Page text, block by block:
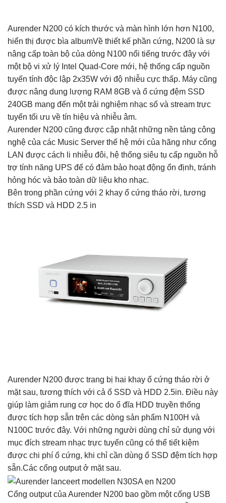
Aurender N200 có kích thước và màn hình lớn hơn N100,
hiển thị được bìa albumVề thiết kế phần cứng, N200 là sự
nâng cấp toàn bộ của dòng N100 nổi tiếng trước đây với
một bộ vi xử lý Intel Quad-Core mới, hệ thống cấp nguồn
tuyến tính độc lập 2x35W với độ nhiễu cực thấp. Máy cũng
được nâng dung lượng RAM 8GB và ổ cứng đệm SSD
240GB mang đến một trải nghiệm nhạc số và stream trực
tuyến tối ưu về tín hiệu và nhiễu âm.
Aurender N200 cũng được cập nhật những nền tảng công
nghệ của các Music Server thế hệ mới của hãng như cổng
LAN được cách li nhiễu đôi, hệ thống siêu tụ cấp nguồn hỗ
trợ tính năng UPS để có đảm bảo hoạt động ổn định, tránh
hỏng hóc và bảo toàn dữ liệu kho nhạc.
Bên trong phần cứng với 2 khay ổ cứng tháo rời, tương
thích SSD và HDD 2.5 in
Aurender N200 được trang bị hai khay ổ cứng tháo rời ở
mặt sau, tương thích với cả ổ SSD và HDD 2.5in. Điều này
giúp làm giảm rung cơ học do ổ đĩa HDD truyền thống
được tích hợp sẵn trên các dòng sản phẩm N100H và
N100C trước đây. Với những người dùng chỉ sử dụng với
mục đích stream nhạc trực tuyến cũng có thể tiết kiệm
được chi phí ổ cứng, khi chỉ cần dùng ổ SSD đệm tích hợp
sẵn.Các cổng output ở mặt sau.
Cổng output của Aurender N200 bao gồm một cổng USB